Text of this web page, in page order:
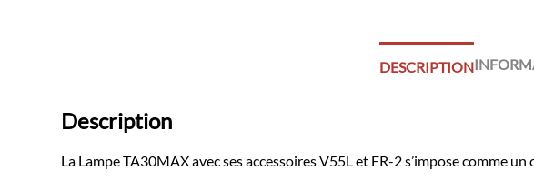
DESCRIPTION
Description
La Lampe TA30MAX avec ses accessoires V55L et FR-2 s’impose comme